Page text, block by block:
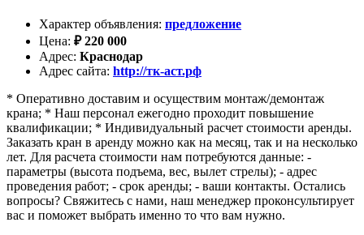
Характер объявления: предложение
Цена: ₽220 000
Адрес: Краснодар
Адрес сайта: http://тк-аст.рф
* Оперативно доставим и осуществим монтаж/демонтаж
крана; * Наш персонал ежегодно проходит повышение
квалификации; * Индивидуальный расчет стоимости аренды.
Заказать кран в аренду можно как на месяц, так и на несколько
лет. Для расчета стоимости нам потребуются данные: -
параметры (высота подъема, вес, вылет стрелы); - адрес
проведения работ; - срок аренды; - ваши контакты. Остались
вопросы? Свяжитесь с нами, наш менеджер проконсультирует
вас и поможет выбрать именно то что вам нужно.